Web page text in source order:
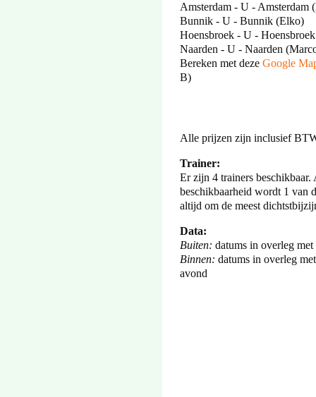
Amsterdam - U - Amsterdam
Bunnik - U - Bunnik (Elko)
Hoensbroek - U -
Naarden - U - Naarden
Bereken met deze Google
B)
Alle prijzen zijn inclusief
Trainer:
Er zijn 4 trainers
beschikbaarheid wordt 1 van
altijd om de meest
Data:
Buiten: datums in overleg
Binnen: datums in overleg
avond